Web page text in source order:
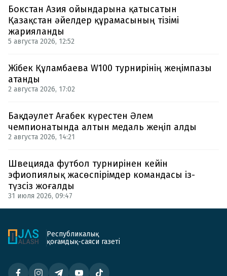
Бокстан Азия ойындарына қатысатын
Қазақстан әйелдер құрамасының тізімі
жарияланды
5 августа 2026, 12:52
Жібек Құламбаева W100 турнирінің жеңімпазы
атанды
2 августа 2026, 17:02
Бақдәулет Ағабек күрестен Әлем
чемпионатында алтын медаль жеңіп алды
2 августа 2026, 14:21
Швецияда футбол турнирінен кейін
эфиопиялық жасөспірімдер командасы із-
түзсіз жоғалды
31 июля 2026, 09:47
Республикалық
қоғамдық-саяси газеті